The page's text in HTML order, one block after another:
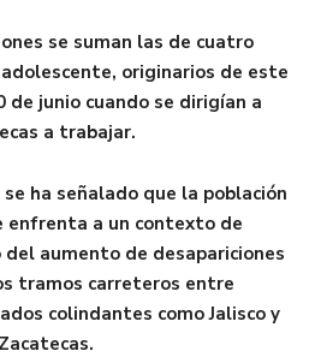
se suman las de cuatro
originarios de este
de junio cuando se dirigían a
a trabajar.
ha señalado que la población
enfrenta a un contexto de
aumento de desapariciones
tramos carreteros entre
colindantes como Jalisco y
Zacatecas.